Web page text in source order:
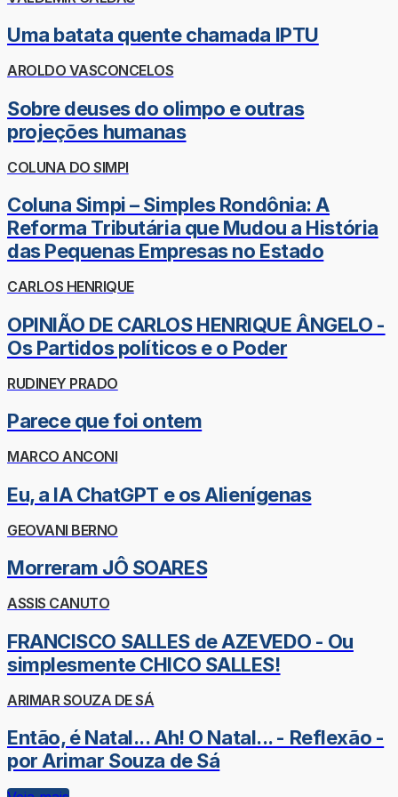
Uma batata quente chamada IPTU
AROLDO VASCONCELOS
Sobre deuses do olimpo e outras
projeções humanas
COLUNA DO SIMPI
Coluna Simpi – Simples Rondônia: A
Reforma Tributária que Mudou a História
das Pequenas Empresas no Estado
CARLOS HENRIQUE
OPINIÃO DE CARLOS HENRIQUE ÂNGELO -
Os Partidos políticos e o Poder
RUDINEY PRADO
Parece que foi ontem
MARCO ANCONI
Eu, a IA ChatGPT e os Alienígenas
GEOVANI BERNO
Morreram JÔ SOARES
ASSIS CANUTO
FRANCISCO SALLES de AZEVEDO - Ou
simplesmente CHICO SALLES!
ARIMAR SOUZA DE SÁ
Então, é Natal... Ah! O Natal... - Reflexão -
por Arimar Souza de Sá